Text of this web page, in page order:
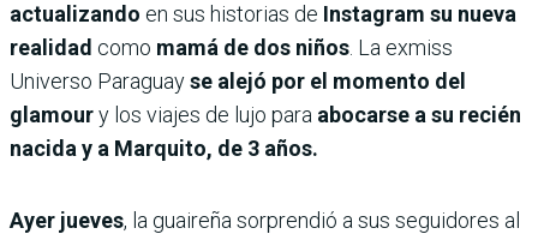
actualizando en sus historias de Instagram su nueva
realidad como mamá de dos niños . La exmiss
Universo Paraguayse alejó por el momento del
glamoury los viajes de lujo para abocarse a su recién
nacida y a Marquito, de 3 años.
Ayer jueves, la guaireña sorprendió a sus seguidores al